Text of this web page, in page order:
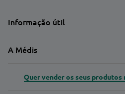
Informação útil
A Médis
Quer vender os seus produtos